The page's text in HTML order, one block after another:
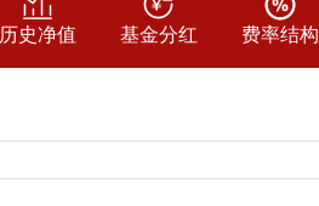
历史净值 基金分红 费率结构